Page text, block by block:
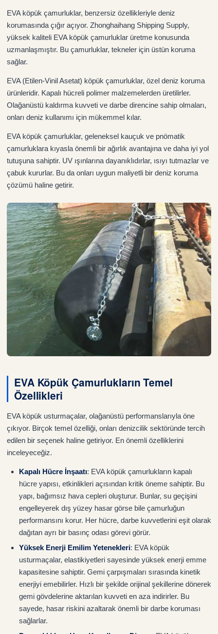
EVA köpük çamurluklar, benzersiz özellikleriyle deniz
korumasında çığır açıyor. Zhonghaihang Shipping Supply,
yüksek kaliteli EVA köpük çamurluklar üretme konusunda
uzmanlaşmıştır. Bu çamurluklar, tekneler için üstün koruma
sağlar.
EVA (Etilen-Vinil Asetat) köpük çamurluklar, özel deniz koruma
ürünleridir. Kapalı hücreli polimer malzemelerden üretilirler.
Olağanüstü kaldırma kuvveti ve darbe direncine sahip olmaları,
onları deniz kullanımı için mükemmel kılar.
EVA köpük çamurluklar, geleneksel kauçuk ve pnömatik
çamurluklara kıyasla önemli bir ağırlık avantajına ve daha iyi yol
tutuşuna sahiptir. UV ışınlarına dayanıklıdırlar, ısıyı tutmazlar ve
çabuk kururlar. Bu da onları uygun maliyetli bir deniz koruma
çözümü haline getirir.
EVA Köpük Çamurlukların Temel
Özellikleri
EVA köpük usturmaçalar, olağanüstü performanslarıyla öne
çıkıyor. Birçok temel özelliği, onları denizcilik sektöründe tercih
edilen bir seçenek haline getiriyor. En önemli özelliklerini
inceleyeceğiz.
Kapalı Hücre İnşaatı: EVA köpük çamurlukların kapalı
hücre yapısı, etkinlikleri açısından kritik öneme sahiptir. Bu
yapı, bağımsız hava cepleri oluşturur. Bunlar, su geçişini
engelleyerek dış yüzey hasar görse bile çamurluğun
performansını korur. Her hücre, darbe kuvvetlerini eşit olarak
dağıtan ayrı bir basınç odası görevi görür.
Yüksek Enerji Emilim Yetenekleri: EVA köpük
usturmaçalar, elastikiyetleri sayesinde yüksek enerji emme
kapasitesine sahiptir. Gemi çarpışmaları sırasında kinetik
enerjiyi emebilirler. Hızlı bir şekilde orijinal şekillerine dönerek
gemi gövdelerine aktarılan kuvveti en aza indirirler. Bu
sayede, hasar riskini azaltarak önemli bir darbe koruması
sağlarlar.